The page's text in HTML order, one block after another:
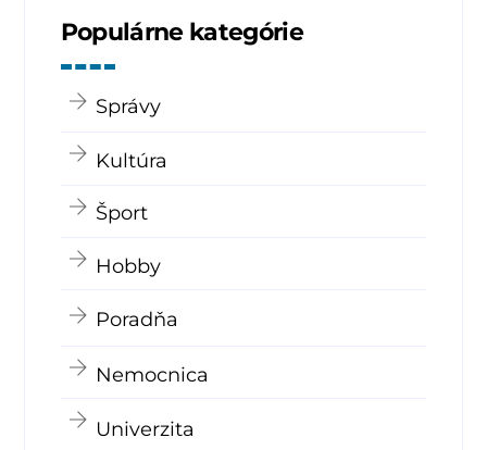
Populárne kategórie
Správy
Kultúra
Šport
Hobby
Poradňa
Nemocnica
Univerzita